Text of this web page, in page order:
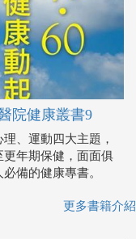
院健康叢書9
、運動四大主題，
年期保健，面面俱
備的健康專書。
更多書籍介紹